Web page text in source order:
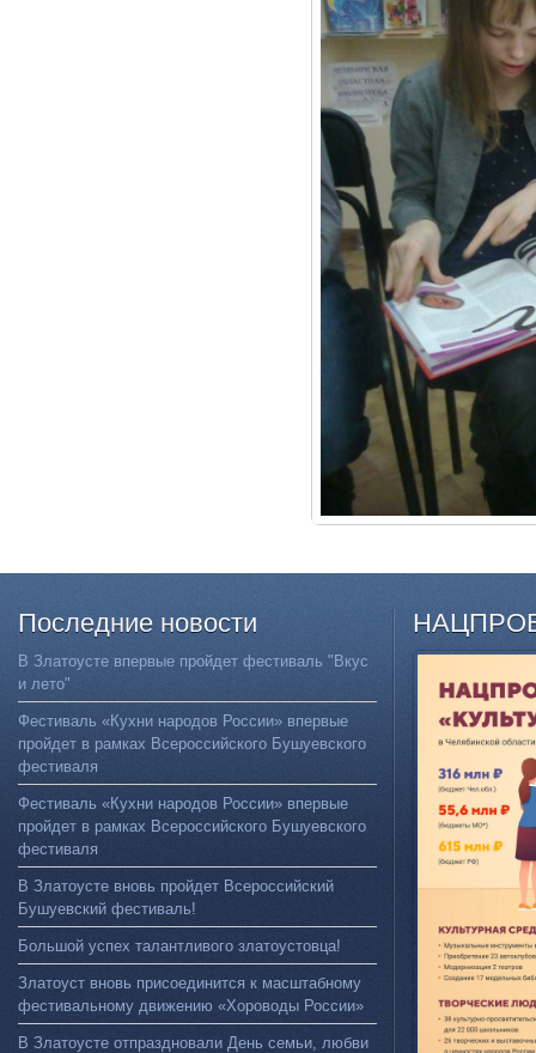
Последние новости
В Златоусте впервые пройдет фестиваль "Вкус
и лето"
Фестиваль «Кухни народов России» впервые
пройдет в рамках Всероссийского Бушуевского
фестиваля
Фестиваль «Кухни народов России» впервые
пройдет в рамках Всероссийского Бушуевского
фестиваля
В Златоусте вновь пройдет Всероссийский
Бушуевский фестиваль!
Большой успех талантливого златоустовца!
Златоуст вновь присоединится к масштабному
фестивальному движению «Хороводы России»
В Златоусте отпраздновали День семьи, любви